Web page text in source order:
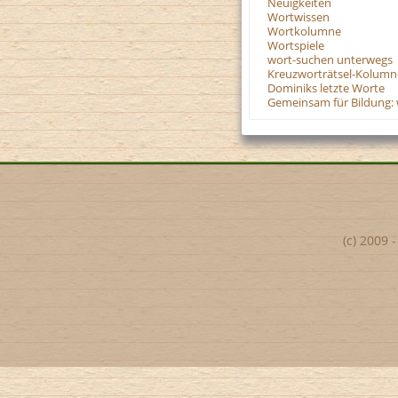
Wortwissen
Wortkolumne
Wortspiele
wort-suchen unterwegs
Kreuzworträtsel-
Dominiks letzte Worte
Gemeinsam für
(c) 2009